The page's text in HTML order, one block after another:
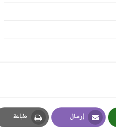
إرسال
Email
طباعة
Print